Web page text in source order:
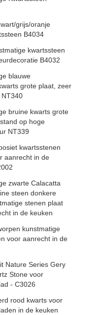
grijs/oranje
B4034
kwartssteen
B4032
blauwe
grote plaat, zeer
bruine kwarts grote
op hoge
NT339
kwartsstenen
aanrecht in de
zwarte Calacatta
steen donkere
stenen plaat
in de keuken
kunstmatige
voor aanrecht in de
Nature Series Gery
Stone voor
- C3026
rood kwarts voor
in de keuken